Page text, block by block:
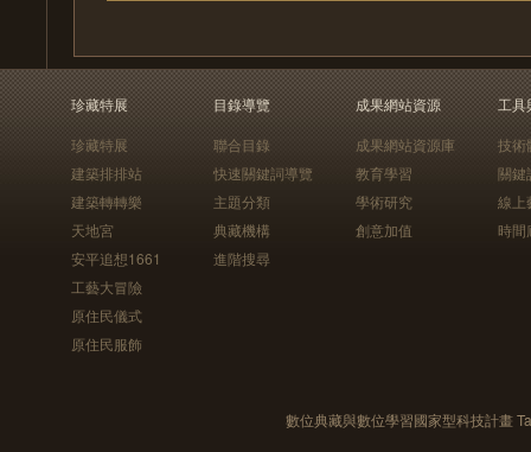
珍藏特展
珍藏特展
建築排排站
建築轉轉樂
天地宮
安平追想1661
工藝大冒險
原住民儀式
原住民服飾
目錄導覽
聯合目錄
快速關鍵詞導覽
主題分類
典藏機構
進階搜尋
成果網站資源
成果網站資源庫
教育學習
學術研究
創意加值
工具
技術
關鍵
線上
時間
數位典藏與數位學習國家型科技計畫